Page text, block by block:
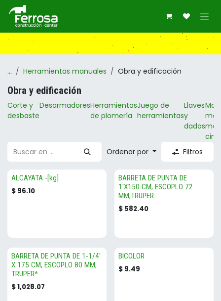
Ir al contenido
... Herramientas manuales Obra y edificación
Obra y edificación
Corte y
desbaste
DesarmadoresHerramientas
de plomería
Juego de
herramientas
Llaves
y
dados
Ordenar por
Filtros
ALCAYATA -[kg]
$ 96.10
BARRETA DE PUNTA DE
1'X150 CM, ESCOPLO 72
MM,TRUPER
$ 582.40
BARRETA DE PUNTA DE 1-1/4'
X 175 CM, ESCOPLO 80 MM,
TRUPER*
$1,028.07
BICOLOR
$ 9.49